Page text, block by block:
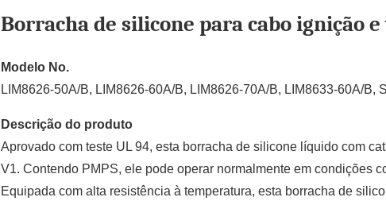
Borracha de silicone para cabo ignição
Modelo No.
LIM8626-50A/B, LIM8626-60A/B, LIM8626-70A/B, LIM8633-60A/B,
Descrição do produto
Aprovado com teste UL 94, esta borracha de silicone líquido com
V1. Contendo PMPS, ele pode operar normalmente em condições
Equipada com alta resistência à temperatura, esta borracha de